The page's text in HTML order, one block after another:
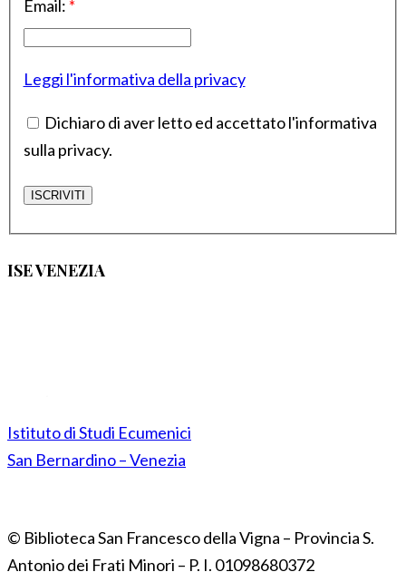
Email: *
Leggi l'informativa della privacy
Dichiaro di aver letto ed accettato l'informativa
sulla privacy.
ISE VENEZIA
Istituto di Studi Ecumenici
San Bernardino – Venezia
© Biblioteca San Francesco della Vigna – Provincia S.
Antonio dei Frati Minori – P. I. 01098680372